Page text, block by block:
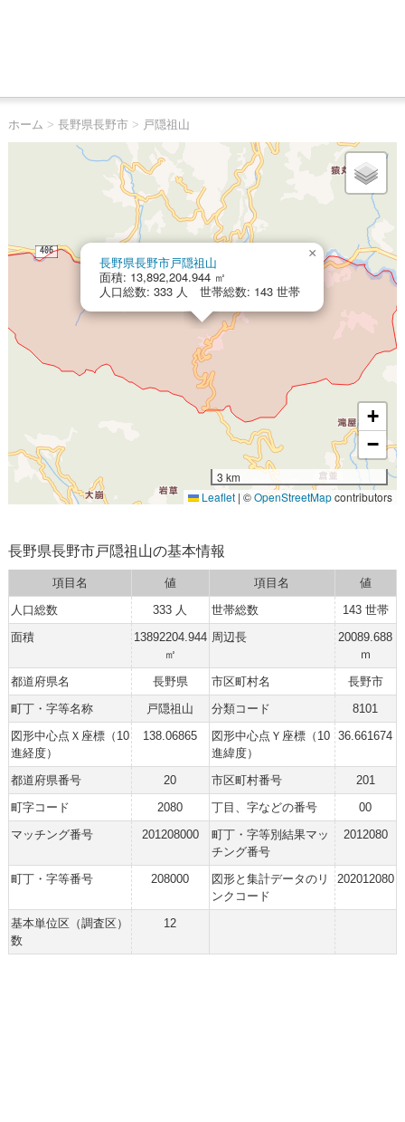
ホーム > 長野県長野市> 戸隠祖山
長野県長野市戸隠祖山
面積: 13,892,204.944 ㎡
人口総数: 333 人 世帯総数: 143 世帯
×
+
−
3 km
Leaflet | ©OpenStreetMapcontributors
長野県長野市戸隠祖山の基本情報
項目名 値 項目名
値
人口総数
333 人 世帯総数
143 世帯
面積
13892204.944
㎡
周辺長
20089.688
ｍ
都道府県名
長野県 市区町村名
長野市
町丁・字等名称
戸隠祖山 分類コード
8101
図形中心点Ｘ座標（10
進経度）
138.06865
図形中心点Ｙ座標（10
進緯度）
36.661674
都道府県番号 20 市区町村番号
201
町字コード
2080 丁目、字などの番号
00
マッチング番号
201208000
町丁・字等別結果マッ
チング番号
2012080
町丁・字等番号 208000
図形と集計データのリ
ンクコード
202012080
基本単位区（調査区）
数
12